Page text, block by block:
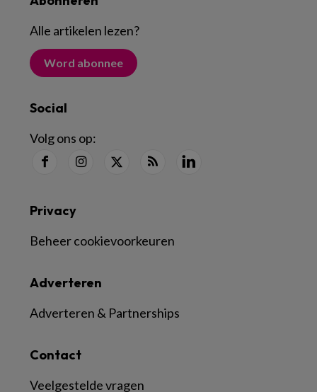
Alle artikelen lezen?
Word abonnee
Social
Volg ons op:
Contact
Veelgestelde vragen
Adverteren
Adverteren & Partnerships
Privacy
Beheer cookievoorkeuren